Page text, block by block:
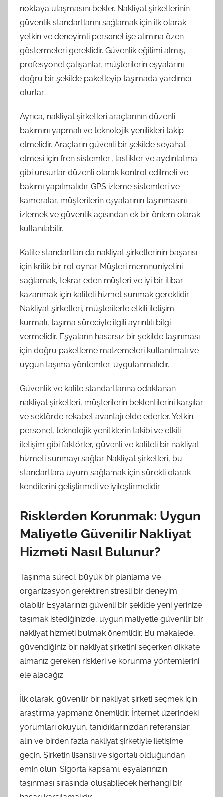
noktaya ulaşmasını bekler. Nakliyat şirketlerinin
güvenlik standartlarını sağlamak için ilk olarak
yetkin ve deneyimli personel işe alımına özen
göstermeleri gereklidir. Güvenlik eğitimi almış,
profesyonel çalışanlar, müşterilerin eşyalarını
doğru bir şekilde paketleyip taşımada yardımcı
olurlar.
Ayrıca, nakliyat şirketleri araçlarının düzenli
bakımını yapmalı ve teknolojik yenilikleri takip
etmelidir. Araçların güvenli bir şekilde seyahat
etmesi için fren sistemleri, lastikler ve aydınlatma
gibi unsurlar düzenli olarak kontrol edilmeli ve
bakımı yapılmalıdır. GPS izleme sistemleri ve
kameralar, müşterilerin eşyalarının taşınmasını
izlemek ve güvenlik açısından ek bir önlem olarak
kullanılabilir.
Kalite standartları da nakliyat şirketlerinin başarısı
için kritik bir rol oynar. Müşteri memnuniyetini
sağlamak, tekrar eden müşteri ve iyi bir itibar
kazanmak için kaliteli hizmet sunmak gereklidir.
Nakliyat şirketleri, müşterilerle etkili iletişim
kurmalı, taşıma süreciyle ilgili ayrıntılı bilgi
vermelidir. Eşyaların hasarsız bir şekilde taşınması
için doğru paketleme malzemeleri kullanılmalı ve
uygun taşıma yöntemleri uygulanmalıdır.
Güvenlik ve kalite standartlarına odaklanan
nakliyat şirketleri, müşterilerin beklentilerini karşılar
ve sektörde rekabet avantajı elde ederler. Yetkin
personel, teknolojik yeniliklerin takibi ve etkili
iletişim gibi faktörler, güvenli ve kaliteli bir nakliyat
hizmeti sunmayı sağlar. Nakliyat şirketleri, bu
standartlara uyum sağlamak için sürekli olarak
kendilerini geliştirmeli ve iyileştirmelidir.
Risklerden Korunmak: Uygun
Maliyetle Güvenilir Nakliyat
Hizmeti Nasıl Bulunur?
Taşınma süreci, büyük bir planlama ve
organizasyon gerektiren stresli bir deneyim
olabilir. Eşyalarınızı güvenli bir şekilde yeni yerinize
taşımak istediğinizde, uygun maliyetle güvenilir bir
nakliyat hizmeti bulmak önemlidir. Bu makalede,
güvendiğiniz bir nakliyat şirketini seçerken dikkate
almanız gereken riskleri ve korunma yöntemlerini
ele alacağız.
İlk olarak, güvenilir bir nakliyat şirketi seçmek için
araştırma yapmanız önemlidir. İnternet üzerindeki
yorumları okuyun, tanıdıklarınızdan referanslar
alın ve birden fazla nakliyat şirketiyle iletişime
geçin. Şirketin lisanslı ve sigortalı olduğundan
emin olun. Sigorta kapsamı, eşyalarınızın
taşınması sırasında oluşabilecek herhangi bir